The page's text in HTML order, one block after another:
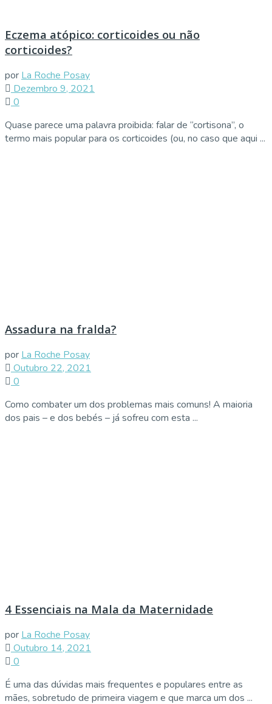
Eczema atópico: corticoides ou não
corticoides?
por La Roche Posay
Dezembro 9, 2021
0
Quase parece uma palavra proibida: falar de “cortisona”, o
termo mais popular para os corticoides (ou, no caso que aqui ...
Assadura na fralda?
por La Roche Posay
Outubro 22, 2021
0
Como combater um dos problemas mais comuns! A maioria
dos pais – e dos bebés – já sofreu com esta ...
4 Essenciais na Mala da Maternidade
por La Roche Posay
Outubro 14, 2021
0
É uma das dúvidas mais frequentes e populares entre as
mães, sobretudo de primeira viagem e que marca um dos ...